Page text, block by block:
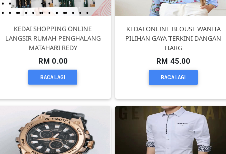
KEDAI SHOPPING ONLINE
LANGSIR RUMAH PENGHALANG
MATAHARI REDY
RM 0.00
BACA LAGI
KEDAI ONLINE BLOUSE WANITA
PILIHAN GAYA TERKINI DANGAN
HARG
RM 45.00
BACA LAGI
SERVIS(17)
BENDA(1)
LAIN-
KEPERLUAN(16)